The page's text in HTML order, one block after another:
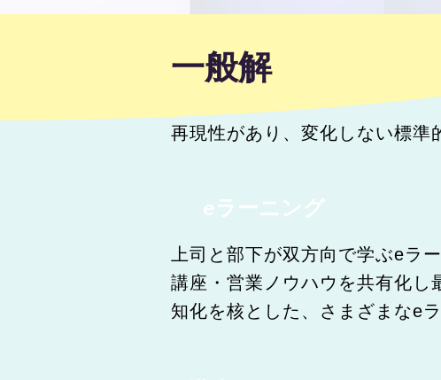
一般解
再現性があり、変化しない標準
eラーニング
上司と部下が双方向で学ぶeラ
講座・営業ノウハウを共有化し
知化を核とした、さまざまなe